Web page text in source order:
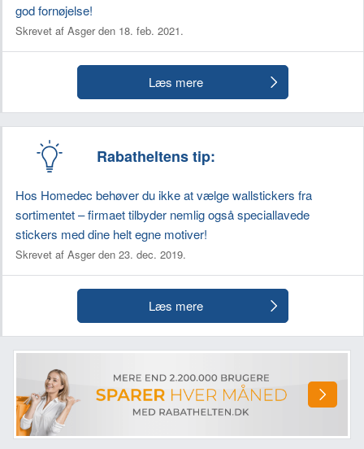
god fornøjelse!
Skrevet af Asger den 18. feb. 2021.
Læs mere
Rabatheltens tip:
Hos Homedec behøver du ikke at vælge wallstickers fra
sortimentet – firmaet tilbyder nemlig også speciallavede
stickers med dine helt egne motiver!
Skrevet af Asger den 23. dec. 2019.
Læs mere